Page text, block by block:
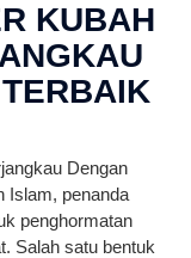
KUBAH
Dengan
Islam, penanda
penghormatan
Salah satu bentuk